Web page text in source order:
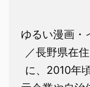
ゆるい漫画・
／長野県在
に、2010年